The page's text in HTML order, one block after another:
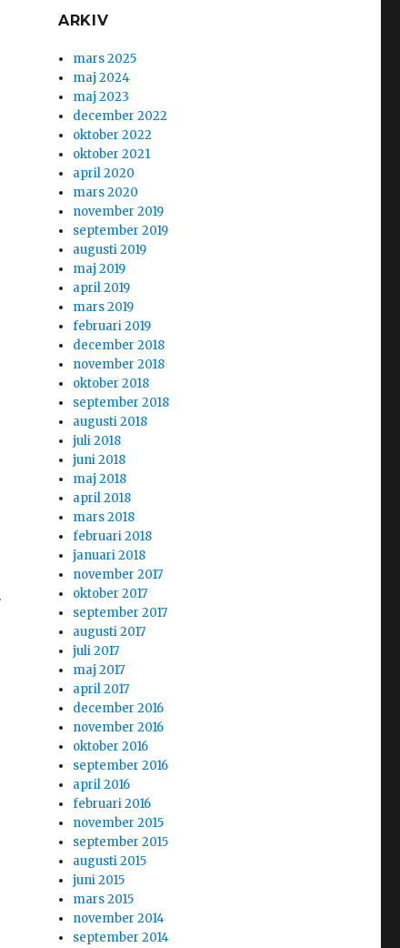
ARKIV
mars 2025
maj 2024
maj 2023
december 2022
oktober 2022
oktober 2021
april 2020
mars 2020
november 2019
september 2019
augusti 2019
maj 2019
april 2019
mars 2019
februari 2019
december 2018
november 2018
oktober 2018
september 2018
augusti 2018
juli 2018
juni 2018
maj 2018
april 2018
mars 2018
februari 2018
januari 2018
november 2017
oktober 2017
september 2017
augusti 2017
juli 2017
maj 2017
april 2017
december 2016
november 2016
oktober 2016
september 2016
april 2016
februari 2016
november 2015
september 2015
augusti 2015
juni 2015
mars 2015
november 2014
september 2014